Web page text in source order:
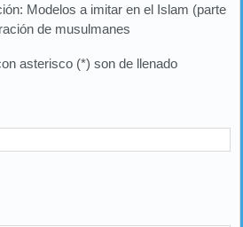
Modelos a imitar en el Islam (parte
de musulmanes
asterisco (*) son de llenado